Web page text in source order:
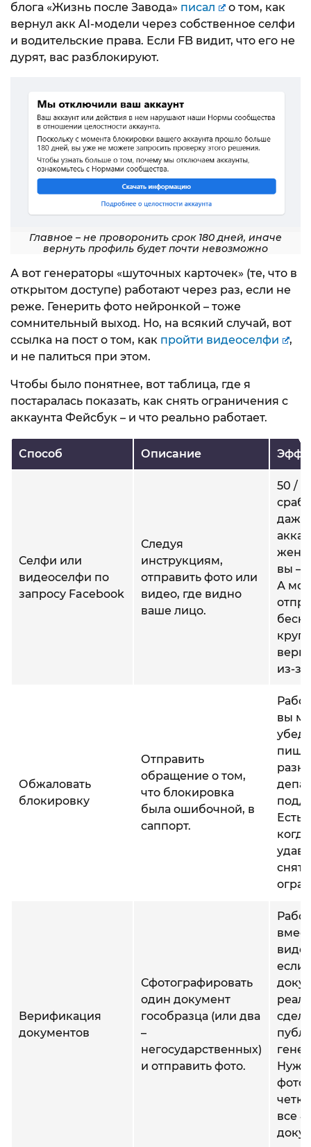
блога «Жизнь после Завода» писал
о том, как
вернул акк AI-модели через собственное селфи
и водительские права. Если FB видит, что его не
дурят, вас разблокируют.
Главное – не проворонить срок 180 дней, иначе
вернуть профиль будет почти невозможно
А вот генераторы «шуточных карточек» (те, что в
открытом доступе) работают через раз, если не
реже. Генерить фото нейронкой – тоже
сомнительный выход. Но, на всякий случай, вот
ссылка на пост о том, как пройти видеоселфи
,
и не палиться при этом.
Чтобы было понятнее, вот таблица, где я
постаралась показать, как снять ограничения с
аккаунта Фейсбук – и что реально работает.
Способ Описание
Селфи или
видеоселфи по
запросу Facebook
Следуя
инструкциям,
отправить фото или
видео, где видно
ваше лицо.
50 /
даже
вы –
А
круг
из-за
Обжаловать
блокировку
Отправить
обращение о том,
что блокировка
была ошибочной, в
саппорт.
вы
Есть
когда
снять
Верификация
документов
Сфотографировать
один документ
гособразца (или два
–
негосударственных)
и отправить фото.
если
фото
все 4